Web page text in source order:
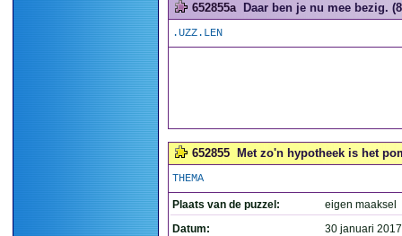
652855a Daar ben je nu mee bezig.
.UZZ.LEN
652855 Met zo'n hypotheek is het
THEMA
Plaats van de puzzel:
eigen maaksel
Datum:
30 januari